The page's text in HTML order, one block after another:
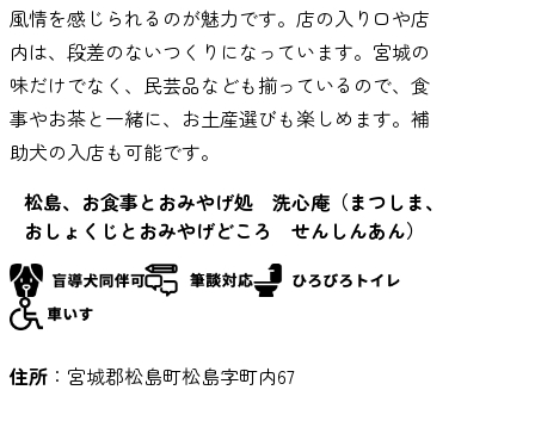
風情を感じられるのが魅力です。店の入り口や店
内は、段差のないつくりになっています。宮城の
味だけでなく、民芸品なども揃っているので、食
事やお茶と一緒に、お土産選びも楽しめます。補
助犬の入店も可能です。
松島、お食事とおみやげ処 洗心庵（まつしま、
おしょくじとおみやげどころ せんしんあん）
住所 ：宮城郡松島町松島字町内67